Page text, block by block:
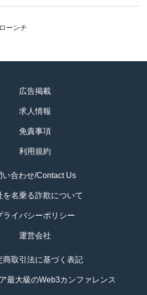
ーンチ
広告掲載
求人情報
免責事項
利用規約
い合わせ/Contact Us
を名乗る詐欺について
ライバシーポリシー
運営会社
商取引法に基づく表記
最大級のWeb3カンファレンス